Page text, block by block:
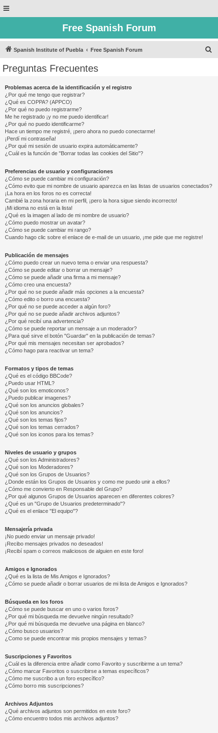
Free Spanish Forum
Spanish Institute of Puebla Free Spanish Forum
Preguntas Frecuentes
Problemas acerca de la identificación y el registro
¿Por qué me tengo que registrar?
¿Qué es COPPA? (APPCO)
¿Por qué no puedo registrarme?
Me he registrado ¡y no me puedo identificar!
¿Por qué no puedo identificarme?
Hace un tiempo me registré, ¡pero ahora no puedo conectarme!
¡Perdí mi contraseña!
¿Por qué mi sesión de usuario expira automáticamente?
¿Cuál es la función de "Borrar todas las cookies del Sitio"?
Preferencias de usuario y configuraciones
¿Cómo se puede cambiar mi configuración?
¿Cómo evito que mi nombre de usuario aparezca en las listas de usuarios conectados?
¡La hora en los foros no es correcta!
Cambié la zona horaria en mi perfil, ¡pero la hora sigue siendo incorrecto!
¡Mi idioma no está en la lista!
¿Qué es la imagen al lado de mi nombre de usuario?
¿Cómo puedo mostrar un avatar?
¿Cómo se puede cambiar mi rango?
Cuando hago clic sobre el enlace de e-mail de un usuario, ¡me pide que me registre!
Publicación de mensajes
¿Cómo puedo crear un nuevo tema o enviar una respuesta?
¿Cómo se puede editar o borrar un mensaje?
¿Cómo se puede añadir una firma a mi mensaje?
¿Cómo creo una encuesta?
¿Por qué no se puede añadir más opciones a la encuesta?
¿Cómo edito o borro una encuesta?
¿Por qué no se puede acceder a algún foro?
¿Por qué no se puede añadir archivos adjuntos?
¿Por qué recibí una advertencia?
¿Cómo se puede reportar un mensaje a un moderador?
¿Para qué sirve el botón "Guardar" en la publicación de temas?
¿Por qué mis mensajes necesitan ser aprobados?
¿Cómo hago para reactivar un tema?
Formatos y tipos de temas
¿Qué es el código BBCode?
¿Puedo usar HTML?
¿Qué son los emoticonos?
¿Puedo publicar imagenes?
¿Qué son los anuncios globales?
¿Qué son los anuncios?
¿Qué son los temas fijos?
¿Qué son los temas cerrados?
¿Qué son los iconos para los temas?
Niveles de usuario y grupos
¿Qué son los Administradores?
¿Qué son los Moderadores?
¿Qué son los Grupos de Usuarios?
¿Donde están los Grupos de Usuarios y como me puedo unir a ellos?
¿Cómo me convierto en Responsable del Grupo?
¿Por qué algunos Grupos de Usuarios aparecen en diferentes colores?
¿Qué es un "Grupo de Usuarios predeterminado"?
¿Qué es el enlace "El equipo"?
Mensajería privada
¡No puedo enviar un mensaje privado!
¡Recibo mensajes privados no deseados!
¡Recibí spam o correos maliciosos de alguien en este foro!
Amigos e Ignorados
¿Qué es la lista de Mis Amigos e Ignorados?
¿Cómo se puede añadir o borrar usuarios de mi lista de Amigos e Ignorados?
Búsqueda en los foros
¿Cómo se puede buscar en uno o varios foros?
¿Por qué mi búsqueda me devuelve ningún resultado?
¿Por qué mi búsqueda me devuelve una página en blanco?
¿Cómo busco usuarios?
¿Como se puede encontrar mis propios mensajes y temas?
Suscripciones y Favoritos
¿Cuál es la diferencia entre añadir como Favorito y suscribirme a un tema?
¿Cómo marcar Favoritos o suscribirse a temas específicos?
¿Cómo me suscribo a un foro específico?
¿Cómo borro mis suscripciones?
Archivos Adjuntos
¿Qué archivos adjuntos son permitidos en este foro?
¿Cómo encuentro todos mis archivos adjuntos?